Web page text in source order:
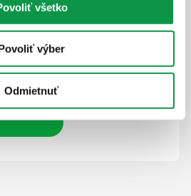
všetko
výber
Odmietnuť
moje osobné údaje budú
vybavenia dopytu podľa
údajov. Súhlasím tiež so
newslettera.